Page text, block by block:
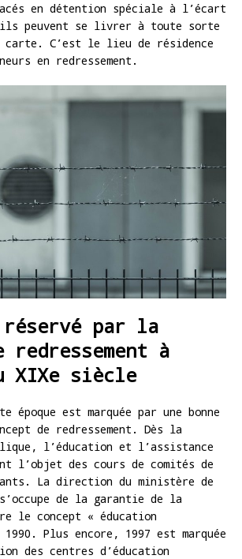
en détention spéciale à l’écart
ils peuvent se livrer à toute sorte
C’est le lieu de résidence
en redressement.
réservé par la
redressement à
XIXe siècle
époque est marquée par une bonne
de redressement. Dès la
l’éducation et l’assistance
l’objet des cours de comités de
La direction du ministère de
de la garantie de la
le concept « éducation
Plus encore, 1997 est marquée
des centres d’éducation